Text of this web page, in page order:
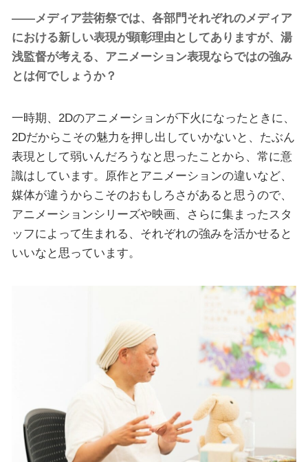
――メディア芸術祭では、各部門それぞれのメディア
における新しい表現が顕彰理由としてありますが、湯
浅監督が考える、アニメーション表現ならではの強み
とは何でしょうか？
一時期、2Dのアニメーションが下火になったときに、
2Dだからこその魅力を押し出していかないと、たぶん
表現として弱いんだろうなと思ったことから、常に意
識はしています。原作とアニメーションの違いなど、
媒体が違うからこそのおもしろさがあると思うので、
アニメーションシリーズや映画、さらに集まったスタ
ッフによって生まれる、それぞれの強みを活かせると
いいなと思っています。